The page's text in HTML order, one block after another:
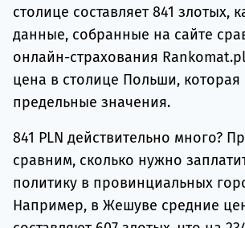
столице составляет 841 злотых,
данные, собранные на сайте
онлайн-страхования
цена в столице Польши, которая
предельные значения.
841 PLN действительно много?
сравним, сколько нужно
политику в провинциальных
Например, в Жешуве средние